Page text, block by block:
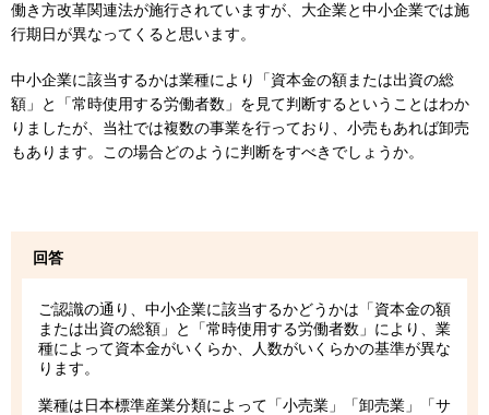
働き方改革関連法が施行されていますが、大企業と中小企業では施
行期日が異なってくると思います。
中小企業に該当するかは業種により「資本金の額または出資の総
額」と「常時使用する労働者数」を見て判断するということはわか
りましたが、当社では複数の事業を行っており、小売もあれば卸売
もあります。この場合どのように判断をすべきでしょうか。
回答
ご認識の通り、中小企業に該当するかどうかは「資本金の額
または出資の総額」と「常時使用する労働者数」により、業
種によって資本金がいくらか、人数がいくらかの基準が異な
ります。
業種は日本標準産業分類によって「小売業」「卸売業」「サ